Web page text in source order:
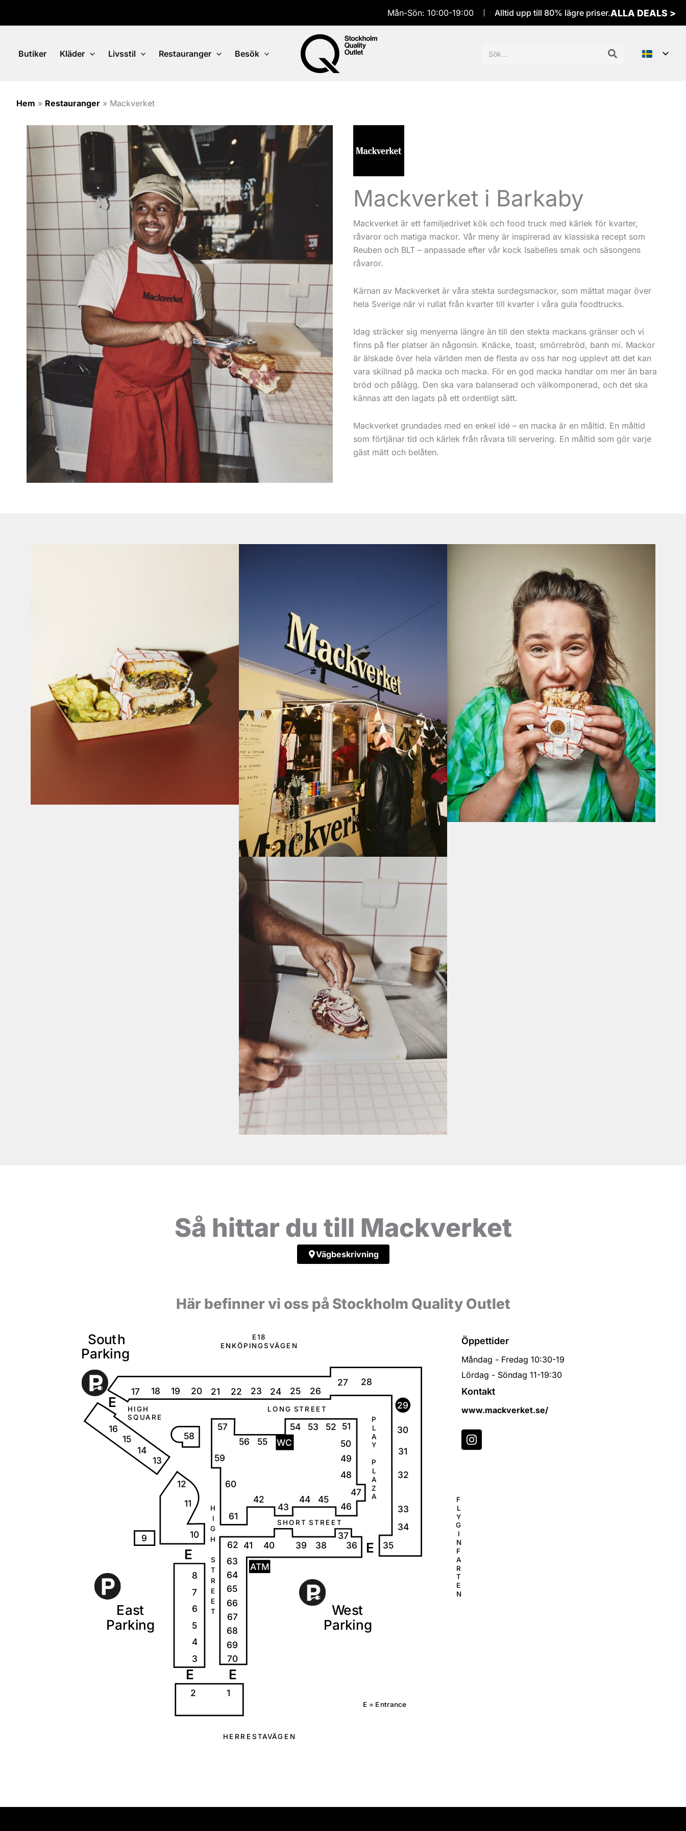
Mån-Sön: 10:00-19:00 Alltid upp till 80% lägre priser.ALLA DEALS >
Butiker Kläder Livsstil Restauranger Besök
efter:
Hem » Restauranger » Mackverket
Mackverket i Barkaby
Mackverket är ett familjedrivet kök och food truck med kärlek för kvarter,
råvaror och matiga mackor. Vår meny är inspirerad av klassiska recept som
Reuben och BLT – anpassade efter vår kock Isabelles smak och säsongens
råvaror.
Kärnan av Mackverket är våra stekta surdegsmackor, som mättat magar över
hela Sverige när vi rullat från kvarter till kvarter i våra gula foodtrucks.
Idag sträcker sig menyerna längre än till den stekta mackans gränser och vi
finns på fler platser än någonsin. Knäcke, toast, smörrebröd, banh mi. Mackor
är älskade över hela världen men de flesta av oss har nog upplevt att det kan
vara skillnad på macka och macka. För en god macka handlar om mer än bara
bröd och pålägg. Den ska vara balanserad och välkomponerad, och det ska
kännas att den lagats på ett ordentligt sätt.
Mackverket grundades med en enkel idé – en macka är en måltid. En måltid
som förtjänar tid och kärlek från råvara till servering. En måltid som gör varje
gäst mätt och belåten.
Så hittar du till Mackverket
Vägbeskrivning
Här befinner vi oss på Stockholm Quality Outlet
1
2
3
4
5
6
7
8
9 10
11
12
13
14
15
16
17 18 19 20 21 22 23 24 25 26
27 28
29
30
31
32
33
34
35
36
37
38
39
40
41
42
43
44 45
46
47
48
49
50
51
52
53
54
55
56
57
58
59
60
61
62
63
64
65
66
67
68
69
70
WC
E
E
E
E
E18
E NKÖ P INGSVÄGE N
LO NG STR E E T
H IG H
SQ UA R E
P
L
A
Y
P
L
A
Z
A
F
L
Y
G
I
N
F
A
R
T
E
N
S HO R T STR E ET
West
Parking
East
Parking
South
Parking
H E R R ESTAVÄG E N
E
E = Entrance
ATM
H
I
G
H
S
T
R
E
E
T
Öppettider
Måndag - Fredag 10:30-19
Lördag - Söndag 11-19:30
Kontakt
www.mackverket.se/